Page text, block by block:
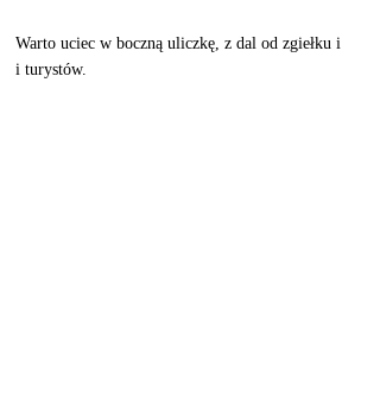
Warto uciec w boczną uliczkę, z dal od zgiełku i
i turystów.